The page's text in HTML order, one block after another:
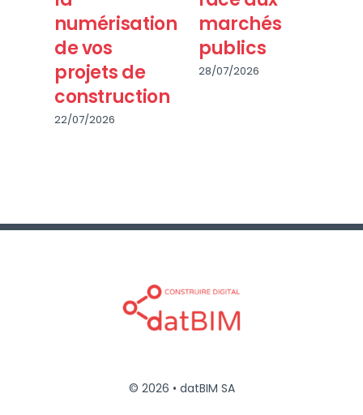
numérisation
de vos
projets de
construction
22/07/2026
marchés
publics
28/07/2026
© 2026 • datBIM SA